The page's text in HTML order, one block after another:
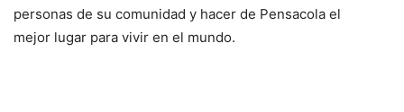
personas de su comunidad y hacer de Pensacola el
mejor lugar para vivir en el mundo.